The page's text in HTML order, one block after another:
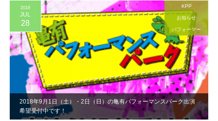
2018年9月1日（土）・2日（日）の亀有パフォーマンスパーク出演
希望受付中です！
2018
JUL
28
KPP
お知らせ
パフォーマー